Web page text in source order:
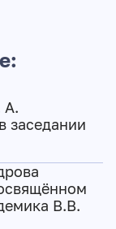
А.
заседании
В.В.